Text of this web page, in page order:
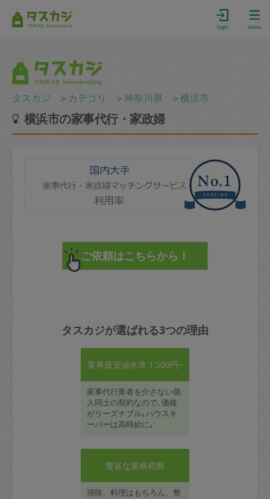
login menu
タスカジ ＞ カテゴリ ＞神奈川県 ＞横浜市
横浜市の家事代行・家政婦
タスカジが選ばれる3つの理由
業界最安値水準 1,500円~
家事代行業者を介さない個
人同士の契約なので､価格
がリーズナブル｡ハウスキ
ーパーは高時給に｡
豊富な業務範囲
掃除、料理はもちろん、整